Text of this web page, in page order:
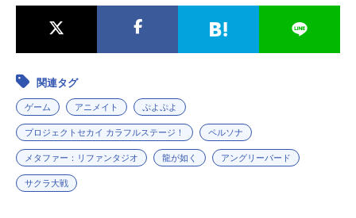
関連タグ
ゲーム アニメイト ぷよぷよ
プロジェクトセカイ カラフルステージ！ ペルソナ
メタファー：リファンタジオ 龍が如く アングリーバード
サクラ大戦